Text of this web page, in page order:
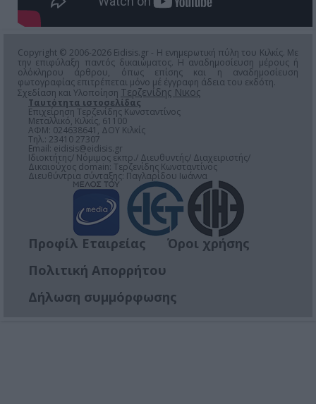
Copyright © 2006-2026 Eidisis.gr - Η ενημερωτική πύλη του Κιλκίς. Με
την επιφύλαξη παντός δικαιώματος. Η αναδημοσίευση μέρους ή
ολόκληρου άρθρου, όπως επίσης και η αναδημοσίευση
φωτογραφίας επιτρέπεται μόνο μέ έγγραφη άδεια του εκδότη.
Σχεδίαση και Υλοποίηση Τερζενίδης Νικος
Ταυτότητα ιστοσελίδας
Επιχείρηση Τερζενίδης Κωνσταντίνος
Μεταλλικό, Κιλκίς, 61100
ΑΦΜ: 024638641, ΔΟΥ Κιλκίς
Τηλ.: 23410 27307
Email: eidisis@eidisis.gr
Ιδιοκτήτης/ Νόμιμος εκπρ./ Διευθυντής/ Διαχειριστής/
Δικαιούχος domain: Τερζενίδης Κωνσταντίνος
Διευθύντρια σύνταξης: Παγλαρίδου Ιωάννα
Προφίλ Εταιρείας
Όροι χρήσης
Πολιτική Απορρήτου
Δήλωση συμμόρφωσης